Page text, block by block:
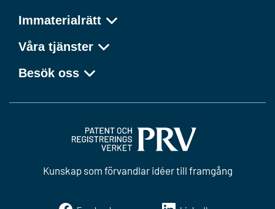
Immaterialrätt
Våra tjänster
Besök oss
Kunskap som förvandlar idéer till framgång